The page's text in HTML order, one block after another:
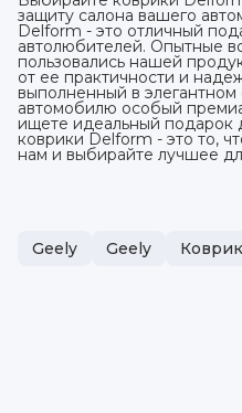
защиту салона вашего
Delform - это отличный
автолюбителей. Опытные
пользовались нашей
от ее практичности и
выполненный в
автомобилю особый
ищете идеальный подарок
коврики Delform - это то,
нам и выбирайте лучшее
Geely Geely